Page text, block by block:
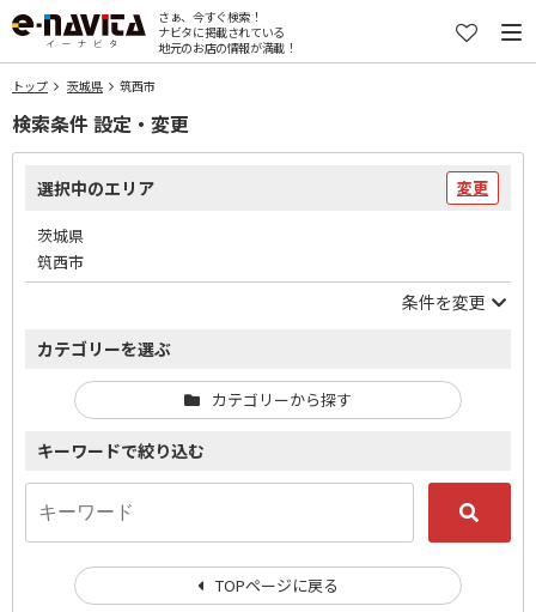
さぁ、今すぐ検索！
ナビタに掲載されている
地元のお店の情報が満載！
トップ 茨城県 筑西市
検索条件 設定・変更
選択中のエリア 変更
茨城県
筑西市
条件を変更
カテゴリーを選ぶ
カテゴリーから探す
キーワードで絞り込む
TOPページに戻る